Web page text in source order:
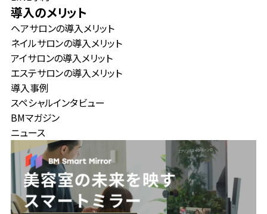
導入のメリット
ヘアサロンの導入メリット
ネイルサロンの導入メリット
アイサロンの導入メリット
エステサロンの導入メリット
導入事例
スペシャルインタビュー
BMマガジン
ニュース